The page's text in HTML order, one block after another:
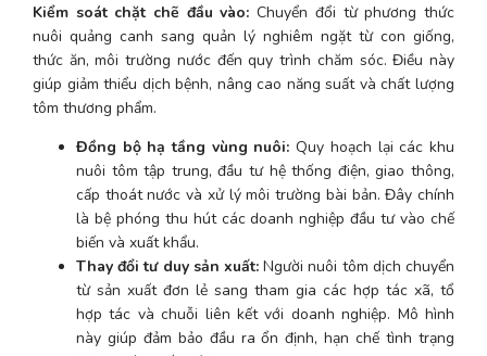
Kiểm soát chặt chẽ đầu vào: Chuyển đổi từ phương thức
nuôi quảng canh sang quản lý nghiêm ngặt từ con giống,
thức ăn, môi trường nước đến quy trình chăm sóc. Điều này
giúp giảm thiểu dịch bệnh, nâng cao năng suất và chất lượng
tôm thương phẩm.
Đồng bộ hạ tầng vùng nuôi: Quy hoạch lại các khu
nuôi tôm tập trung, đầu tư hệ thống điện, giao thông,
cấp thoát nước và xử lý môi trường bài bản. Đây chính
là bệ phóng thu hút các doanh nghiệp đầu tư vào chế
biến và xuất khẩu.
Thay đổi tư duy sản xuất: Người nuôi tôm dịch chuyển
từ sản xuất đơn lẻ sang tham gia các hợp tác xã, tổ
hợp tác và chuỗi liên kết với doanh nghiệp. Mô hình
này giúp đảm bảo đầu ra ổn định, hạn chế tình trạng